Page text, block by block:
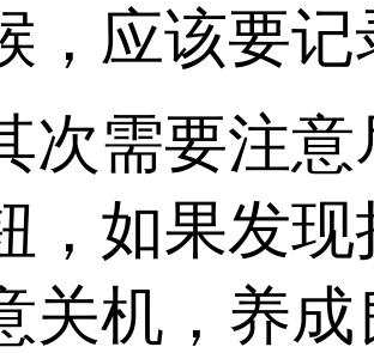
，应该要
需要注意
，如果发
关机，养